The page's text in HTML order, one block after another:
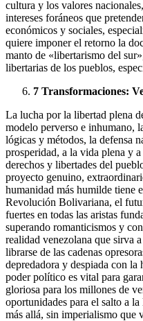
cultura y los valores
intereses foráneos que
económicos y sociales,
quiere imponer el retorno la
manto de «libertarismo del
libertarias de los pueblos,
7 Transformaciones:
La lucha por la libertad plena
modelo perverso e inhumano,
lógicas y métodos, la defensa
prosperidad, a la vida plena y
derechos y libertades del
proyecto genuino,
humanidad más humilde tiene
Revolución Bolivariana, el
fuertes en todas las aristas
superando romanticismos y
realidad venezolana que sirva
librarse de las cadenas
depredadora y despiada con la
poder político es vital para
gloriosa para los millones de
oportunidades para el salto a
más allá, sin imperialismo que